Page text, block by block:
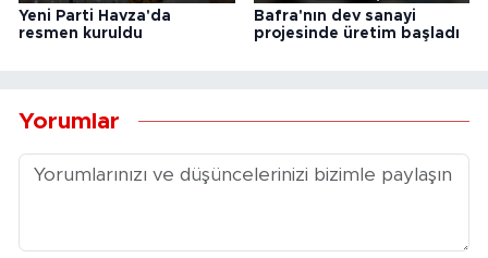
Yeni Parti Havza'da
resmen kuruldu
Bafra'nın dev sanayi
projesinde üretim başladı
Yorumlar